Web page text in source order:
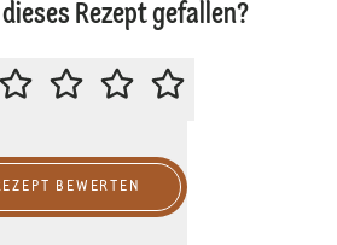
Rezept gefallen?
BITTE BEWERTE DIESES REZEPT
BEWERTEN